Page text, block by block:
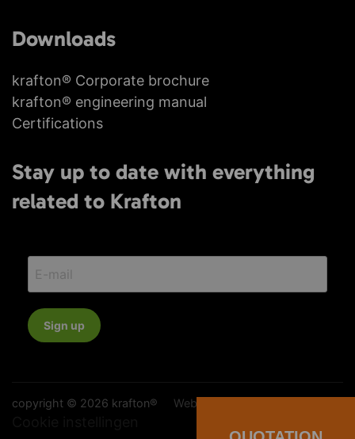
Downloads
krafton® Corporate brochure
krafton® engineering manual
Certifications
Stay up to date with everything
related to Krafton
Sign up
copyright © 2026 krafton® Website: